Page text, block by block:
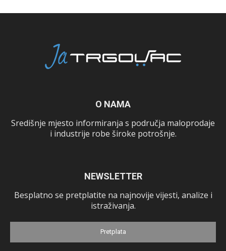
O NAMA
Središnje mjesto informiranja s područja maloprodaje
i industrije robe široke potrošnje.
NEWSLETTER
Besplatno se pretplatite na najnovije vijesti, analize i
istraživanja.
Pretplata